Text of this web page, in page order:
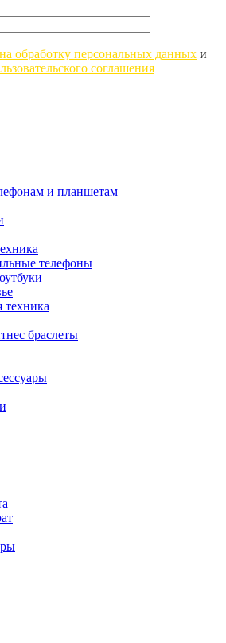
обработку персональных данных и
соглашения
и планшетам
телефоны
техника
браслеты